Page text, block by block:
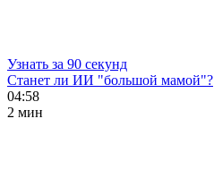
Узнать за 90 секунд
Станет ли ИИ "большой мамой"?
04:58
2 мин